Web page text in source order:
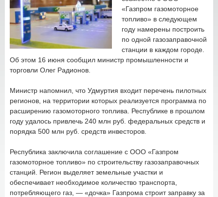
«Газпром газомоторное
топливо» в следующем
году намерены построить
по одной газозаправочной
станции в каждом городе.
Об этом 16 июня сообщил министр промышленности и
торговли Олег Радионов.
Министр напомнил, что Удмуртия входит перечень пилотных
регионов, на территории которых реализуется программа по
расширению газомоторного топлива. Республике в прошлом
году удалось привлечь 240 млн руб. федеральных средств и
порядка 500 млн руб. средств инвесторов.
Республика заключила соглашение с ООО «Газпром
газомоторное топливо» по строительству газозаправочных
станций. Регион выделяет земельные участки и
обеспечивает необходимое количество транспорта,
потребляющего газ, — «дочка» Газпрома строит заправку за